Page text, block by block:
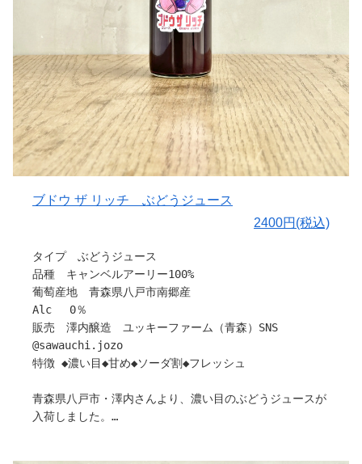
ブドウ ザ リッチ ぶどうジュース
2400円(税込)
タイプ ぶどうジュース
品種 キャンベルアーリー100%
葡萄産地 青森県八戸市南郷産
Alc 0％
販売 澤内醸造 ユッキーファーム（青森）SNS
@sawauchi.jozo
特徴 ◆濃い目◆甘め◆ソーダ割◆フレッシュ
青森県八戸市・澤内さんより、濃い目のぶどうジュースが
入荷しました。